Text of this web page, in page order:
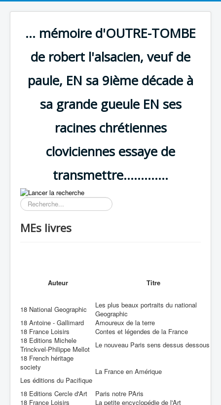
... mémoire d'OUTRE-TOMBE
de robert l'alsacien, veuf de
paule, EN sa 9ième décade à
sa grande gueule EN ses
racines chrétiennes
cloviciennes essaye de
transmettre.............
Résultat
de
recherche
MEs livres
Auteur Titre
18 National Geographic
Les plus beaux portraits du national
Geographic
18 Antoine - Gallimard
Amoureux de la terre
18 France Loisirs
Contes et légendes de la France
18 Editions Michele
Trinckvel-Philippe Mellot
Le nouveau Paris sens dessus dessous
18 French héritage
society
Les éditions du Pacifique
La France en Amérique
18 Editions Cercle d'Art
Paris notre PAris
18 France Loisirs
La petite encyclopédie de l'Art